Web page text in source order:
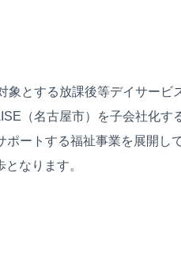
象とする放課後等デイサービ
（名古屋市）を子会社化
ートする福祉事業を展開し
なります。